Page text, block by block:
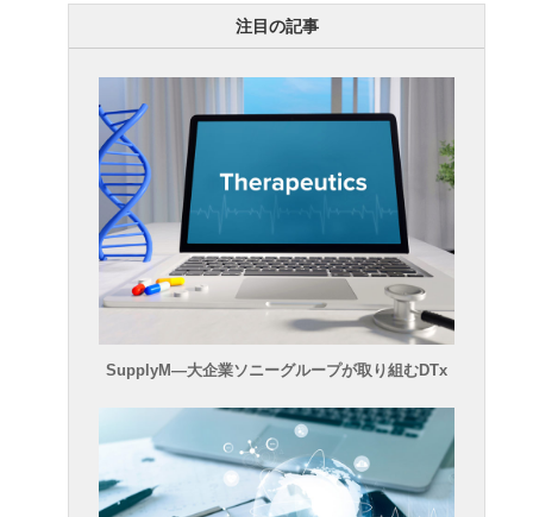
注目の記事
SupplyM―大企業ソニーグループが取り組むDTx